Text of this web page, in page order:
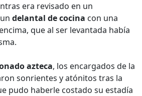
era revisado en un
delantal de cocina con una
que al ser levantada había
azteca, los encargados de la
sonrientes y atónitos tras la
pudo haberle costado su estadía